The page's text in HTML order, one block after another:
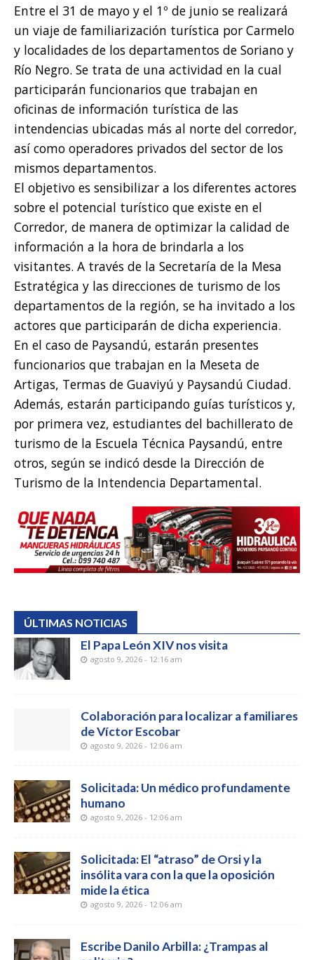
Entre el 31 de mayo y el 1º de junio se realizará
un viaje de familiarización turística por Carmelo
y localidades de los departamentos de Soriano y
Río Negro. Se trata de una actividad en la cual
participarán funcionarios que trabajan en
oficinas de información turística de las
intendencias ubicadas más al norte del corredor,
así como operadores privados del sector de los
mismos departamentos.
El objetivo es sensibilizar a los diferentes actores
sobre el potencial turístico que existe en el
Corredor, de manera de optimizar la calidad de
información a la hora de brindarla a los
visitantes. A través de la Secretaría de la Mesa
Estratégica y las direcciones de turismo de los
departamentos de la región, se ha invitado a los
actores que participarán de dicha experiencia.
En el caso de Paysandú, estarán presentes
funcionarios que trabajan en la Meseta de
Artigas, Termas de Guaviyú y Paysandú Ciudad.
Además, estarán participando guías turísticos y,
por primera vez, estudiantes del bachillerato de
turismo de la Escuela Técnica Paysandú, entre
otros, según se indicó desde la Dirección de
Turismo de la Intendencia Departamental.
ÚLTIMAS NOTICIAS
El Papa León XIV nos visita
agosto 9, 2026 - 12:16 am
Colaboración para localizar a familiares
de Víctor Escobar
agosto 9, 2026 - 12:06 am
Solicitada: Un médico profundamente
humano
agosto 9, 2026 - 12:06 am
Solicitada: El “atraso” de Orsi y la
insólita vara con la que la oposición
mide la ética
agosto 9, 2026 - 12:06 am
Escribe Danilo Arbilla: ¿Trampas al